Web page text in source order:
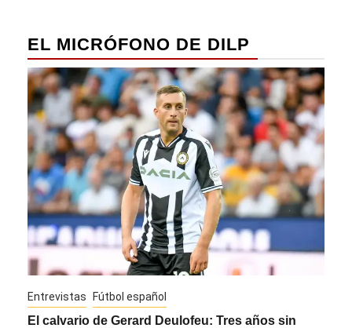
EL MICRÓFONO DE DILP
Entrevistas Fútbol español
El calvario de Gerard Deulofeu: Tres años sin